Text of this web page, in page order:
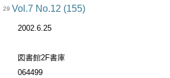
29 Vol.7 No.12 (155)
2002.6.25
図書館2F書庫
064499